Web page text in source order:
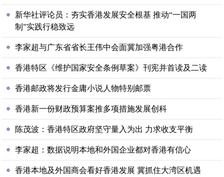
新华社评论员：夯实香港发展安全根基 推动“一国两
制”实践行稳致远
李家超与广东省省长王伟中会面冀加强粤港合作
香港特区《维护国家安全条例草案》刊宪并首读及二读
香港邮政将发行金庸小说人物特别邮票
香港新一份财政预算案推多项措施发展创科
陈茂波：香港特区政府坚守量入为出 力求收支平衡
李家超：数据说明本地和外国企业都对香港有信心
香港本地及外国商会看好香港发展 冀抓住大湾区机遇